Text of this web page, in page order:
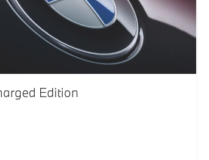
Edition